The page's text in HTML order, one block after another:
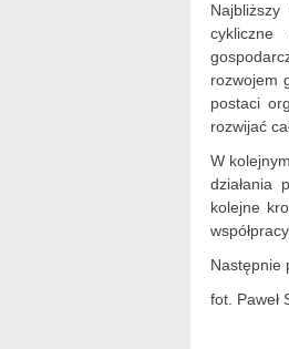
rozwojem
postaci
rozwijać
W
działania
kolejne
Następnie
fot. Paweł